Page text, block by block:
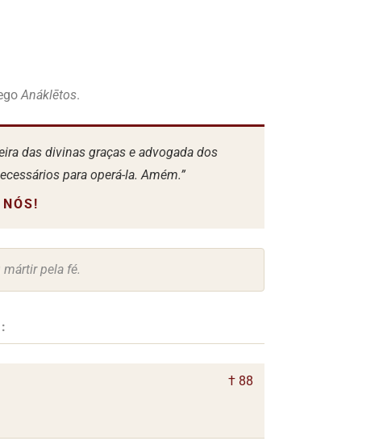
Anáklētos.
das divinas graças e advogada dos
para operá-la. Amém.”
pela fé.
† 88